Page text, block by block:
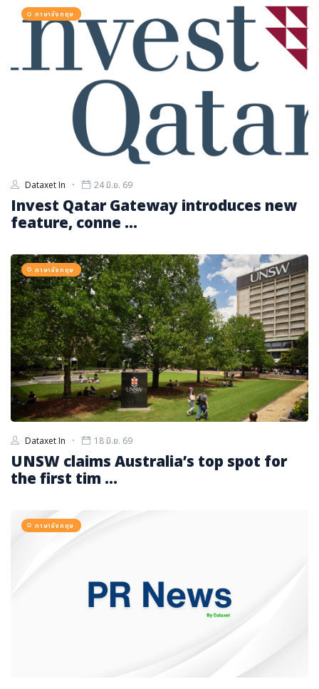
ภาษาญี่ปุ่น
ภาษาอังกฤษ
Dataxet In 24 มิ.ย. 69
Invest Qatar Gateway introduces new
feature, conne ...
ภาษาอังกฤษ
Dataxet In 18 มิ.ย. 69
UNSW claims Australia’s top spot for
the first tim ...
ภาษาอังกฤษ